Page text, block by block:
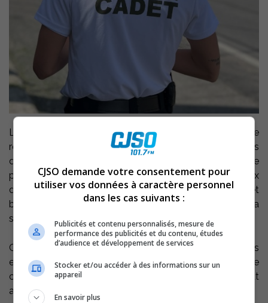
Le Programme de cadets de la Sûreté du Québec est de
retour pour une 16
année dans 74 villes et municipalités
de la province. Les cadets assureront, entre autres, une
présence dans les quartiers et les parcs, répondront aux
demandes de renseignements des citoyens et
bonifieront le travail des patrouilleurs en effectuant de la
surveillance et de la prévention auprès de la population.
Cette année, ce sont plus de 200 étudiants ou diplômés
en techniques policières qui ont été embauchés dans le
cadre du Programme de cadets déployé en partenariat
avec les municipalités qui les reçoivent.
CJSO demande votre consentement pour
utiliser vos données à caractère personnel
dans les cas suivants :
Publicités et contenu personnalisés, mesure de
performance des publicités et du contenu, études
d’audience et développement de services
Stocker et/ou accéder à des informations sur un
appareil
En savoir plus